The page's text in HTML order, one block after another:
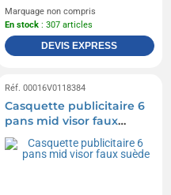
Marquage non compris
En stock : 307 articles
DEVIS EXPRESS
Réf. 00016V0118384
Casquette publicitaire 6
pans mid visor faux
suède